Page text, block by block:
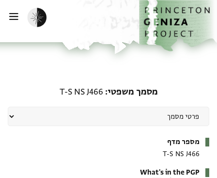
לתוכןהבית
הפעלת מצב כהה
מסמך משפטי T-S NS J466
מספר מדף
T-S NS J466
What's in the PGP